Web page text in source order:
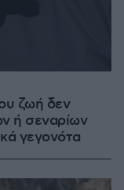
ζωή δεν
ή σεναρίων
γεγονότα